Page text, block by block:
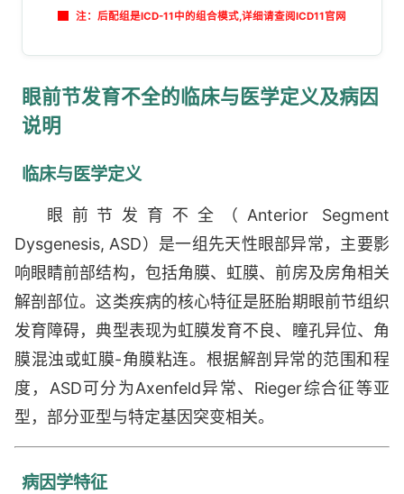
注：后配组是ICD-11中的组合模式,详细请查阅ICD11官网
眼前节发育不全的临床与医学定义及病因
说明
临床与医学定义
眼前节发育不全（Anterior Segment
Dysgenesis, ASD）是一组先天性眼部异常，主要影
响眼睛前部结构，包括角膜、虹膜、前房及房角相关
解剖部位。这类疾病的核心特征是胚胎期眼前节组织
发育障碍，典型表现为虹膜发育不良、瞳孔异位、角
膜混浊或虹膜-角膜粘连。根据解剖异常的范围和程
度，ASD可分为Axenfeld异常、Rieger综合征等亚
型，部分亚型与特定基因突变相关。
病因学特征